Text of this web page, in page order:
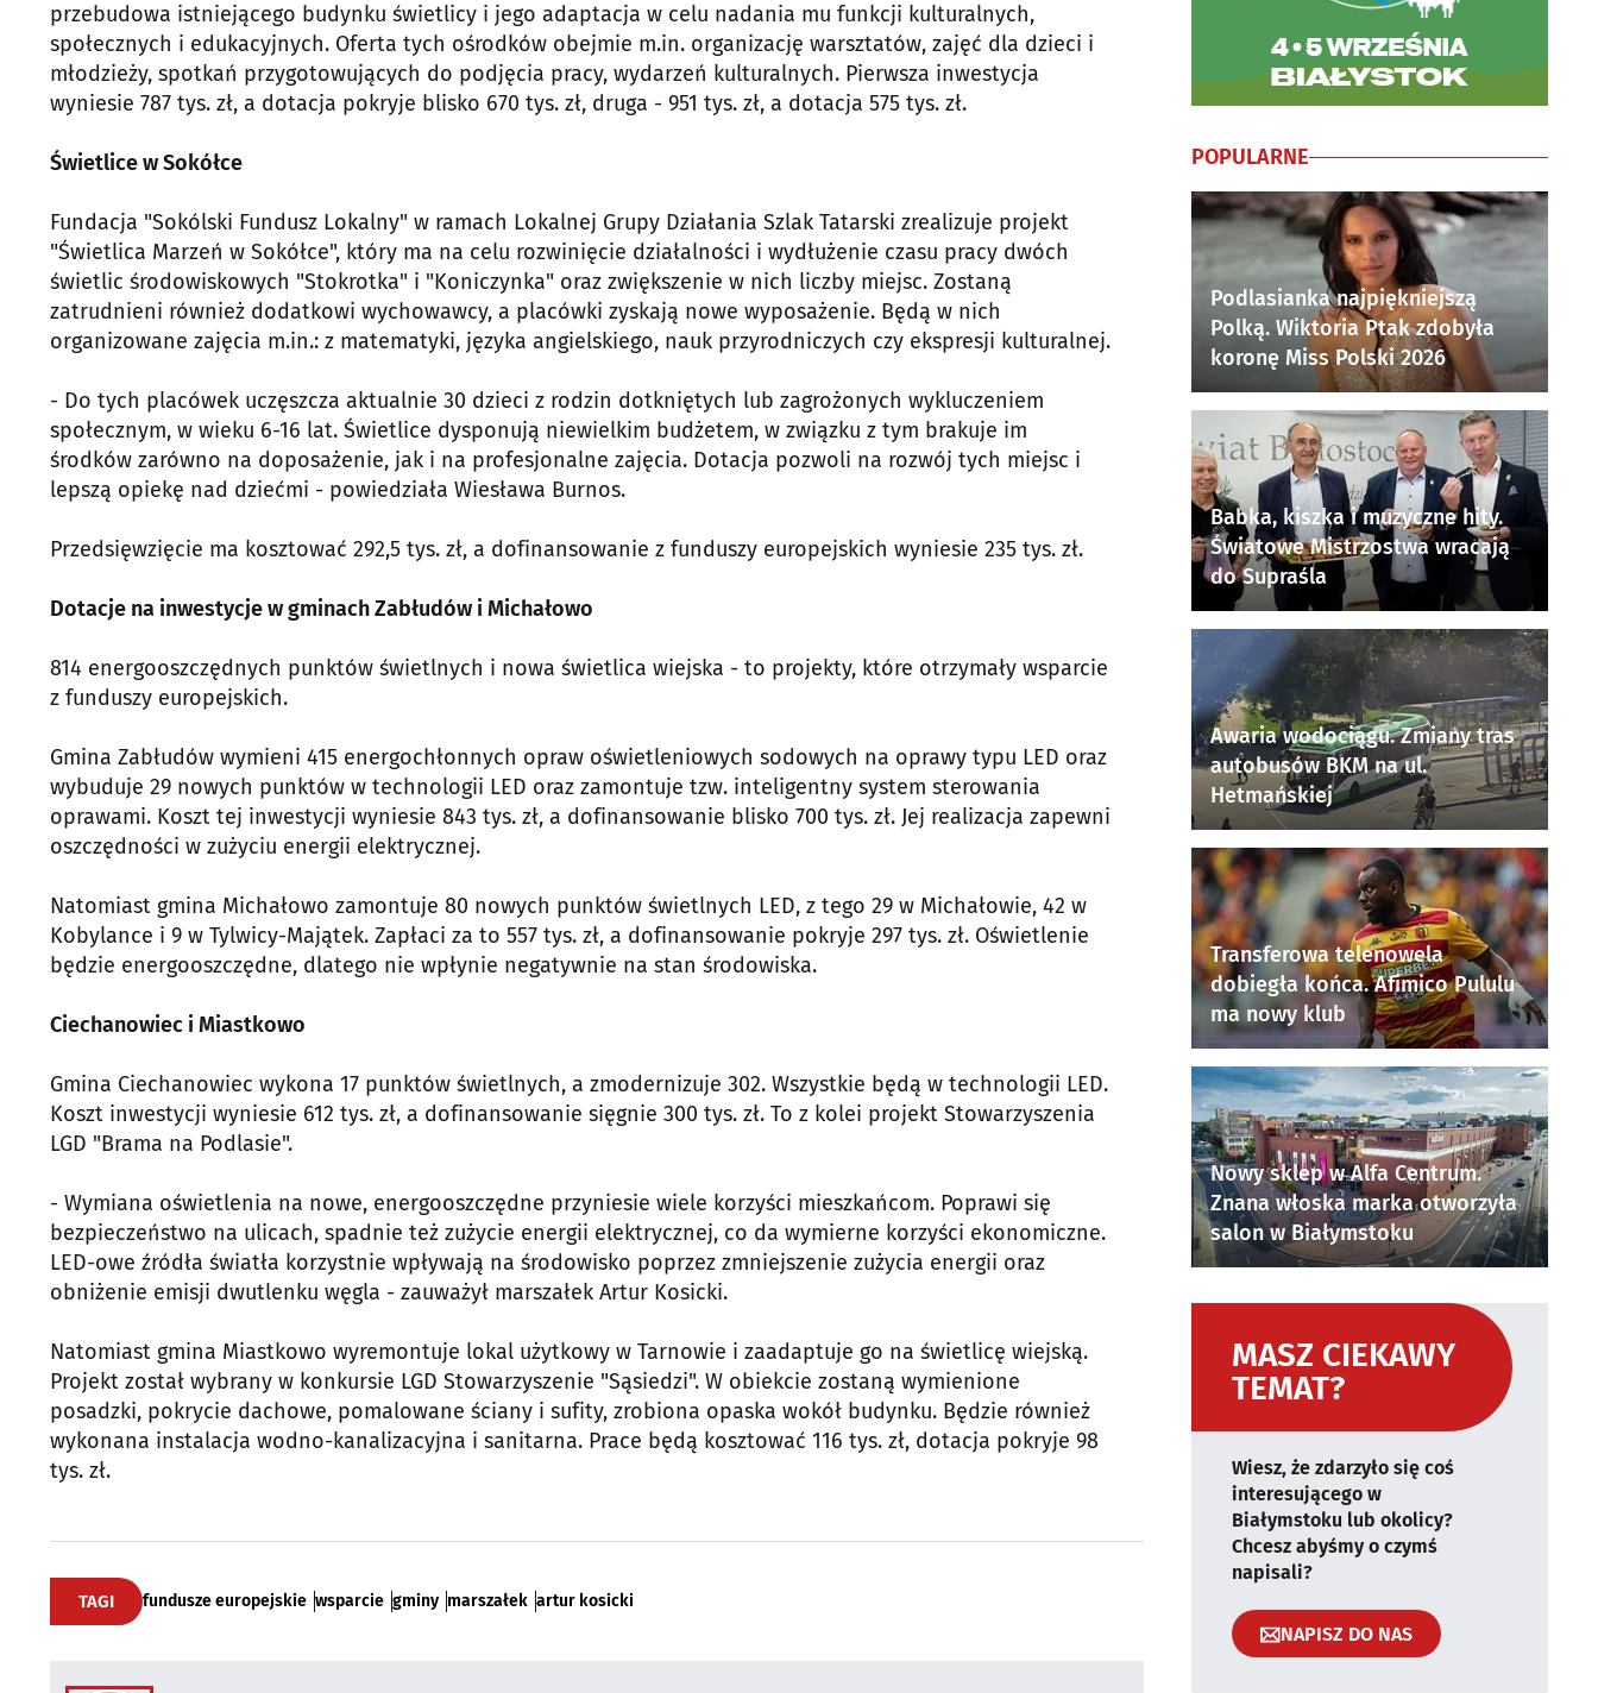
przebudowa istniejącego budynku świetlicy i jego adaptacja w celu nadania mu funkcji kulturalnych,
społecznych i edukacyjnych. Oferta tych ośrodków obejmie m.in. organizację warsztatów, zajęć dla dzieci i
młodzieży, spotkań przygotowujących do podjęcia pracy, wydarzeń kulturalnych. Pierwsza inwestycja
wyniesie 787 tys. zł, a dotacja pokryje blisko 670 tys. zł, druga - 951 tys. zł, a dotacja 575 tys. zł.
Świetlice w Sokółce
Fundacja "Sokólski Fundusz Lokalny" w ramach Lokalnej Grupy Działania Szlak Tatarski zrealizuje projekt
"Świetlica Marzeń w Sokółce", który ma na celu rozwinięcie działalności i wydłużenie czasu pracy dwóch
świetlic środowiskowych "Stokrotka" i "Koniczynka" oraz zwiększenie w nich liczby miejsc. Zostaną
zatrudnieni również dodatkowi wychowawcy, a placówki zyskają nowe wyposażenie. Będą w nich
organizowane zajęcia m.in.: z matematyki, języka angielskiego, nauk przyrodniczych czy ekspresji kulturalnej.
- Do tych placówek uczęszcza aktualnie 30 dzieci z rodzin dotkniętych lub zagrożonych wykluczeniem
społecznym, w wieku 6-16 lat. Świetlice dysponują niewielkim budżetem, w związku z tym brakuje im
środków zarówno na doposażenie, jak i na profesjonalne zajęcia. Dotacja pozwoli na rozwój tych miejsc i
lepszą opiekę nad dziećmi - powiedziała Wiesława Burnos.
Przedsięwzięcie ma kosztować 292,5 tys. zł, a dofinansowanie z funduszy europejskich wyniesie 235 tys. zł.
Dotacje na inwestycje w gminach Zabłudów i Michałowo
814 energooszczędnych punktów świetlnych i nowa świetlica wiejska - to projekty, które otrzymały wsparcie
z funduszy europejskich.
Gmina Zabłudów wymieni 415 energochłonnych opraw oświetleniowych sodowych na oprawy typu LED oraz
wybuduje 29 nowych punktów w technologii LED oraz zamontuje tzw. inteligentny system sterowania
oprawami. Koszt tej inwestycji wyniesie 843 tys. zł, a dofinansowanie blisko 700 tys. zł. Jej realizacja zapewni
oszczędności w zużyciu energii elektrycznej.
Natomiast gmina Michałowo zamontuje 80 nowych punktów świetlnych LED, z tego 29 w Michałowie, 42 w
Kobylance i 9 w Tylwicy-Majątek. Zapłaci za to 557 tys. zł, a dofinansowanie pokryje 297 tys. zł. Oświetlenie
będzie energooszczędne, dlatego nie wpłynie negatywnie na stan środowiska.
Ciechanowiec i Miastkowo
Gmina Ciechanowiec wykona 17 punktów świetlnych, a zmodernizuje 302. Wszystkie będą w technologii LED.
Koszt inwestycji wyniesie 612 tys. zł, a dofinansowanie sięgnie 300 tys. zł. To z kolei projekt Stowarzyszenia
LGD "Brama na Podlasie".
- Wymiana oświetlenia na nowe, energooszczędne przyniesie wiele korzyści mieszkańcom. Poprawi się
bezpieczeństwo na ulicach, spadnie też zużycie energii elektrycznej, co da wymierne korzyści ekonomiczne.
LED-owe źródła światła korzystnie wpływają na środowisko poprzez zmniejszenie zużycia energii oraz
obniżenie emisji dwutlenku węgla - zauważył marszałek Artur Kosicki.
Natomiast gmina Miastkowo wyremontuje lokal użytkowy w Tarnowie i zaadaptuje go na świetlicę wiejską.
Projekt został wybrany w konkursie LGD Stowarzyszenie "Sąsiedzi". W obiekcie zostaną wymienione
posadzki, pokrycie dachowe, pomalowane ściany i sufity, zrobiona opaska wokół budynku. Będzie również
wykonana instalacja wodno-kanalizacyjna i sanitarna. Prace będą kosztować 116 tys. zł, dotacja pokryje 98
tys. zł.
TAGI fundusze europejskie wsparcie gminy marszałek artur kosicki
POPULARNE
Podlasianka najpiękniejszą
Polką. Wiktoria Ptak zdobyła
koronę Miss Polski 2026
Babka, kiszka i muzyczne hity.
Światowe Mistrzostwa wracają
do Supraśla
Awaria wodociągu. Zmiany tras
autobusów BKM na ul.
Hetmańskiej
Transferowa telenowela
dobiegła końca. Afimico Pululu
ma nowy klub
Nowy sklep w Alfa Centrum.
Znana włoska marka otworzyła
salon w Białymstoku
MASZ CIEKAWY
TEMAT?
Wiesz, że zdarzyło się coś
interesującego w
Białymstoku lub okolicy?
Chcesz abyśmy o czymś
napisali?
NAPISZ DO NAS